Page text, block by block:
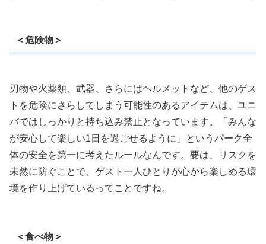
＜危険物＞
刃物や火薬類、武器、さらにはヘルメットなど、他のゲス
トを危険にさらしてしまう可能性のあるアイテムは、ユニ
バではしっかりと持ち込み禁止となっています。「みんな
が安心して楽しい1日を過ごせるように」というパーク全
体の安全を第一に考えたルールなんです。要は、リスクを
未然に防ぐことで、ゲスト一人ひとりが心から楽しめる環
境を作り上げているってことですね。
＜食べ物＞